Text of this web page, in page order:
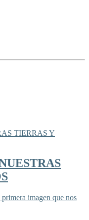
imagen que nos